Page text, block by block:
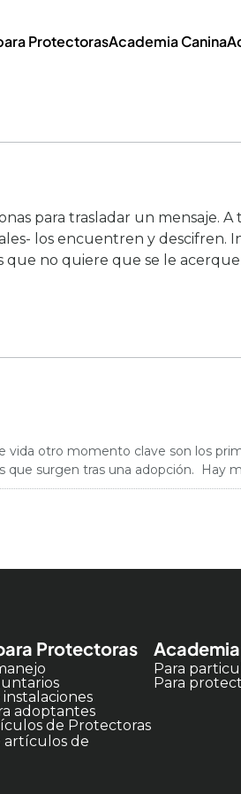
ProtectorasAcademia Canina
para trasladar un mensaje. A
los encuentren y descifren.
no quiere que se le
otro momento clave son los
surgen tras una adopción. Hay
Protectoras
adoptantes
de Protectoras
artículos de
Para
Para